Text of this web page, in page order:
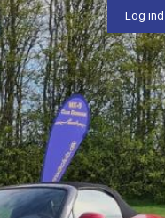
Log ind